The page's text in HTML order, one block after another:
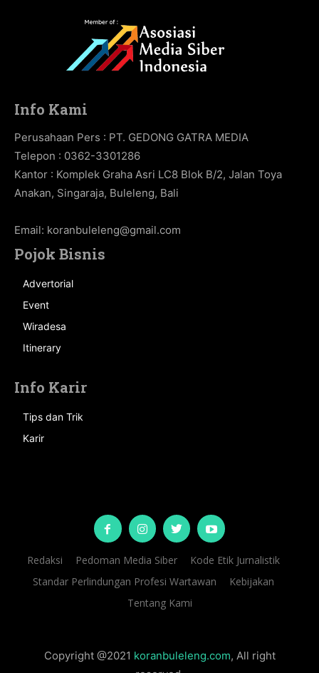
Info Kami
Perusahaan Pers : PT. GEDONG GATRA MEDIA
Telepon : 0362-3301286
Kantor : Komplek Graha Asri LC8 Blok B/2, Jalan Toya
Anakan, Singaraja, Buleleng, Bali
Email: koranbuleleng@gmail.com
Pojok Bisnis
Advertorial
Event
Wiradesa
Itinerary
Info Karir
Tips dan Trik
Karir
Redaksi Pedoman Media Siber
Kode Etik Jurnalistik
Standar Perlindungan Profesi Wartawan
Kebijakan
Tentang Kami
Copyright @2021 koranbuleleng.com, All right